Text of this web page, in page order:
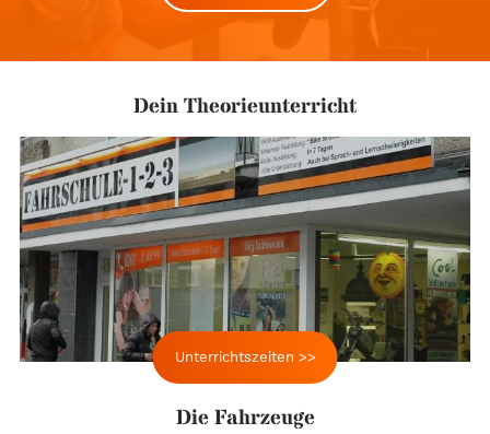
Wichtige Links auf einen Blick
Dein Theorieunterricht
Unterrichtszeiten >>
Die Fahrzeuge